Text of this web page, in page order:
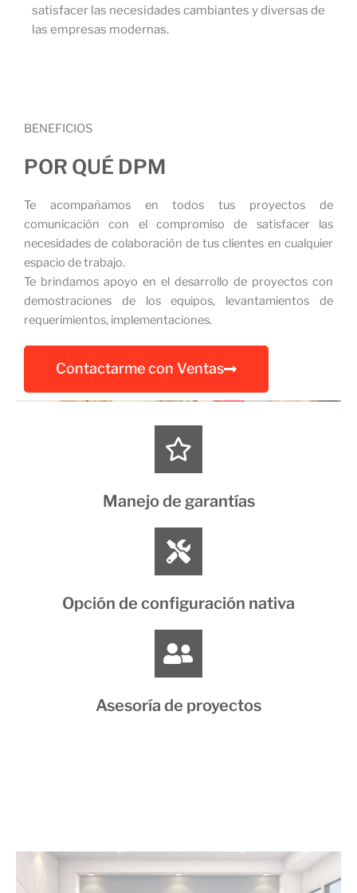
satisfacer las necesidades cambiantes y diversas de
las empresas modernas.
BENEFICIOS
POR QUÉ DPM
Te acompañamos en todos tus proyectos de
comunicación con el compromiso de satisfacer las
necesidades de colaboración de tus clientes en cualquier
espacio de trabajo.
Te brindamos apoyo en el desarrollo de proyectos con
demostraciones de los equipos, levantamientos de
requerimientos, implementaciones.
Contactarme con Ventas
Manejo de garantías
Opción de configuración nativa
Asesoría de proyectos